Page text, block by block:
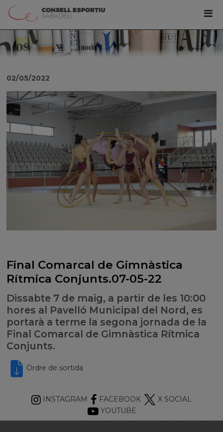
Final Comarcal de Gimnàstica
Rítmica Conjunts.07-05-22
Dissabte 7 de maig, a partir de les 10:00
hores al Pavelló Municipal del Nord, es
portarà a terme la segona jornada de la
Final Comarcal de Gimnàstica Rítmica
Conjunts.
02/05/2022
Ordre de sortida
INSTAGRAM FACEBOOK
X SOCIAL
YOUTUBE